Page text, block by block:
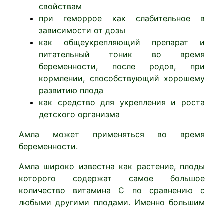
свойствам
при геморрое как слабительное в
зависимости от дозы
как общеукрепляющий препарат и
питательный тоник во время
беременности, после родов, при
кормлении, способствующий хорошему
развитию плода
как средство для укрепления и роста
детского организма
Амла может применяться во время
беременности.
Амла широко известна как растение, плоды
которого содержат самое большое
количество витамина С по сравнению с
любыми другими плодами. Именно большим